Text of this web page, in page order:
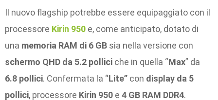
Il nuovo flagship potrebbe essere equipaggiato con il
processore Kirin 950 e, come anticipato, dotato di
una memoria RAM di 6 GB sia nella versione con
schermo QHD da 5.2 pollici che in quella “Max” da
6.8 pollici. Confermata la “Lite” con display da 5
pollici, processore Kirin 950 e 4 GB RAM DDR4.